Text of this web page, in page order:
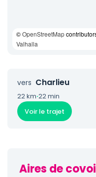
©OpenStreetMap
Valhalla
vers Charlieu
22 km·22 min
Voir le trajet
Aires de